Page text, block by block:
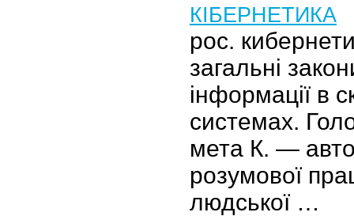
КІБЕРНЕТИКА
рос.
загальні
інформації в
системах.
мета К. —
розумової
людської …